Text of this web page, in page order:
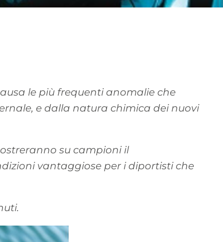
le più frequenti anomalie che
e dalla natura chimica dei nuovi
su campioni il
vantaggiose per i diportisti che